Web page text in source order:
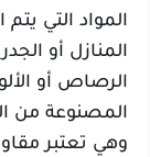
المواد التي
المنازل أو
الرصاص أو
المصنوعة من
وهي تعتبر